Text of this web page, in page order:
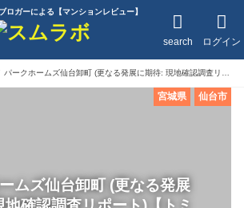
ロガーによる【マンションレビュー】
ログイン
search
ムズ仙台卸町 (更なる発展
地確認調査リポート)【トミ
仙台市
宮城県